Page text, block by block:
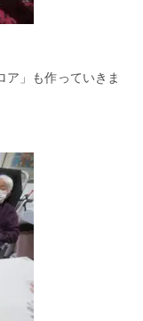
」も作っていきま